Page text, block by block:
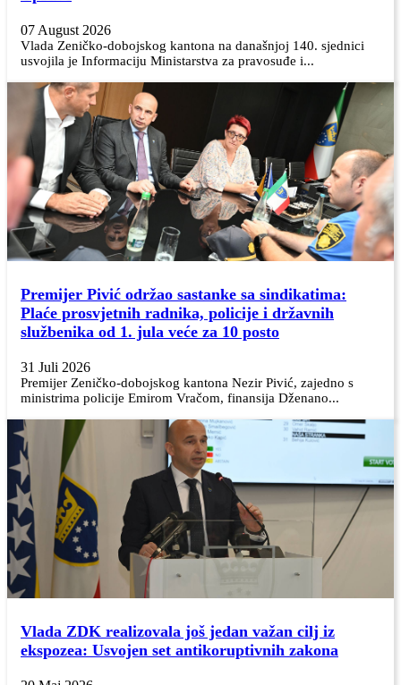
07 August 2026
Vlada Zeničko-dobojskog kantona na današnjoj 140. sjednici
usvojila je Informaciju Ministarstva za pravosuđe i...
Premijer Pivić održao sastanke sa sindikatima:
Plaće prosvjetnih radnika, policije i državnih
službenika od 1. jula veće za 10 posto
31 Juli 2026
Premijer Zeničko-dobojskog kantona Nezir Pivić, zajedno s
ministrima policije Emirom Vračom, finansija Dženano...
Vlada ZDK realizovala još jedan važan cilj iz
ekspozea: Usvojen set antikoruptivnih zakona